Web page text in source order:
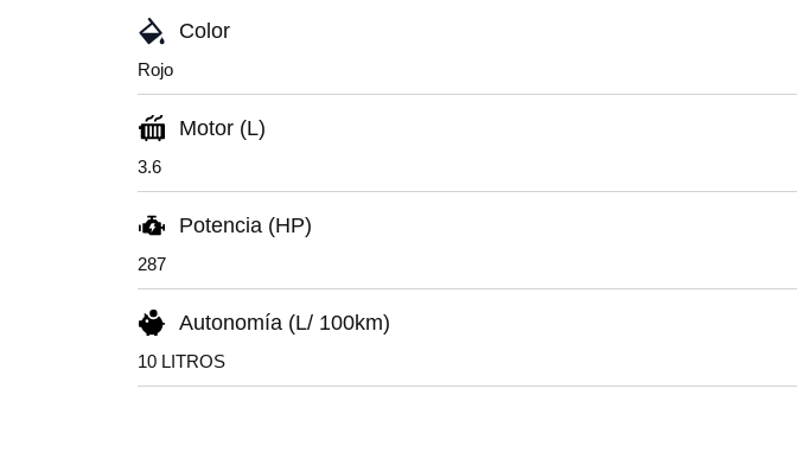
Color
Rojo
Motor (L)
3.6
Potencia (HP)
287
Autonomía (L/ 100km)
10 LITROS